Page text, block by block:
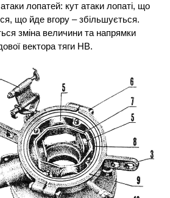
лопатей: кут атаки лопаті, що
що йде вгору – збільшується.
зміна величини та напрямки
вектора тяги НВ.